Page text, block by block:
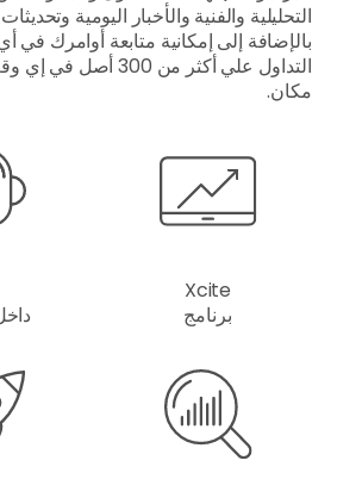
التحليلية والفنية والأخبار اليومية
بالإضافة إلى إمكانية متابعة أوامرك
التداول علي أكثر من 300
مكان.
Xcite
برنامج